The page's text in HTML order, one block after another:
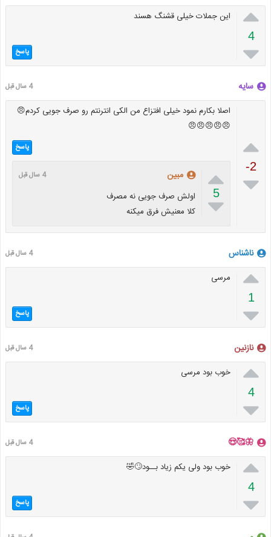

4

این جملات خیلی قشنگ هسند
پاسخ
سایه 4 سال قبل

-2

اصلا بکارم نمود خیلی افتزاع من الکی انترنتم رو صرف جویی کردم😠
😠😠😠😠😠
پاسخ

5

مبین 4 سال قبل
اولش صرف جویی نه مصرف
کلا معنیش فرق میکنه
ناشناس 4 سال قبل

1

مرسی
پاسخ
نازنین 4 سال قبل

4

خوب بود مرسی
پاسخ
🦋🥰😍 4 سال قبل

4

خوب بود ولی یکم زیاد بــود🙄🤣
پاسخ